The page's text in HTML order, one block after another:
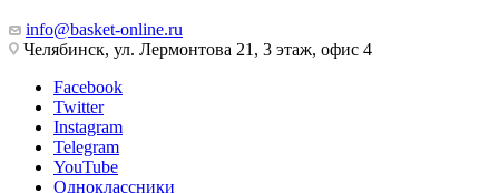
info@basket-online.ru
Челябинск, ул. Лермонтова 21, 3 этаж, офис 4
Facebook
Twitter
Instagram
Telegram
YouTube
Одноклассники